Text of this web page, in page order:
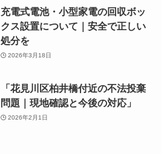
充電式電池・小型家電の回収ボッ
クス設置について｜安全で正しい
処分を
2026年3月18日
「花見川区柏井橋付近の不法投棄
問題｜現地確認と今後の対応」
2026年2月1日